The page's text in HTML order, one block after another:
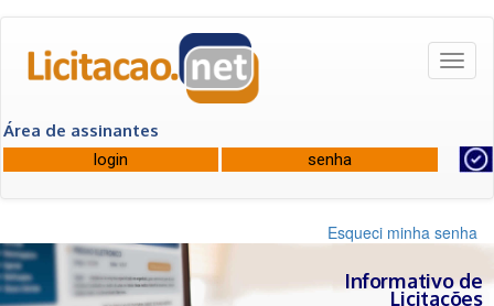
Área de assinantes
Esqueci minha senha
Informativo de
Licitações